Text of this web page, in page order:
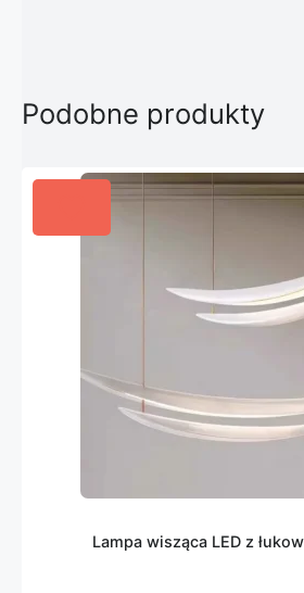
Podobne produkty
Lampa wisząca LED z